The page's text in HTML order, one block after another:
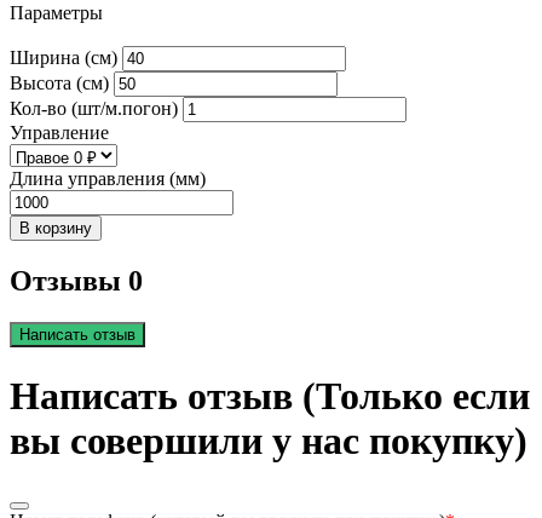
Параметры
Ширина (см)
Высота (см)
Кол-во (шт/м.погон)
Управление
Длина управления (мм)
В корзину
Отзывы 0
Написать отзыв
Написать отзыв (Только если
вы совершили у нас покупку)